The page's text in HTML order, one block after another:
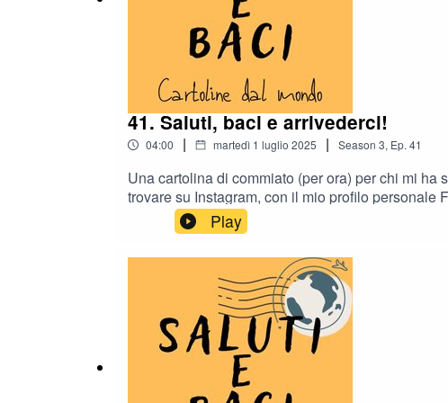
41. Saluti, baci e arrivederci!
04:00 | martedì 1 luglio 2025 | Season 3, Ep. 41
Una cartolina di commiato (per ora) per chi mi
trovare su Instagram, con il mio profilo personale
l'altro mio podcast, Milano è il diavolo! Se
voi!Saluti e baci!
Play